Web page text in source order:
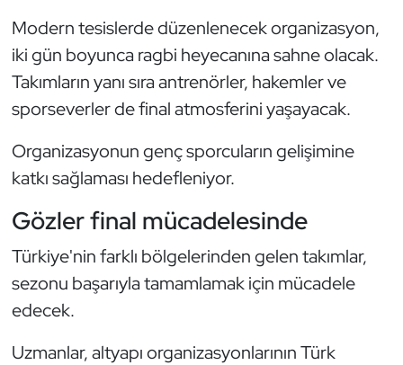
Modern tesislerde düzenlenecek organizasyon,
iki gün boyunca ragbi heyecanına sahne olacak.
Takımların yanı sıra antrenörler, hakemler ve
sporseverler de final atmosferini yaşayacak.
Organizasyonun genç sporcuların gelişimine
katkı sağlaması hedefleniyor.
Gözler final mücadelesinde
Türkiye'nin farklı bölgelerinden gelen takımlar,
sezonu başarıyla tamamlamak için mücadele
edecek.
Uzmanlar, altyapı organizasyonlarının Türk
Kempo
Kick Boks
Masa Tenisi
Modern Pentatlon
Motor Sporları
Muay Thai